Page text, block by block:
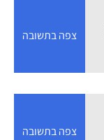
צפה בתשובה
צפה בתשובה